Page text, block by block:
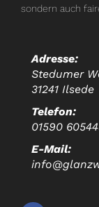
sondern auch
Adresse:
Stedumer
31241 Ilsede
Telefon:
01590
E-Mail: